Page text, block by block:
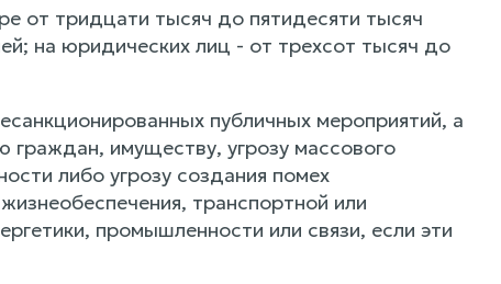
от тридцати тысяч до пятидесяти тысяч
на юридических лиц - от трехсот тысяч до
публичных мероприятий, а
имуществу, угрозу массового
либо угрозу создания помех
транспортной или
промышленности или связи, если эти